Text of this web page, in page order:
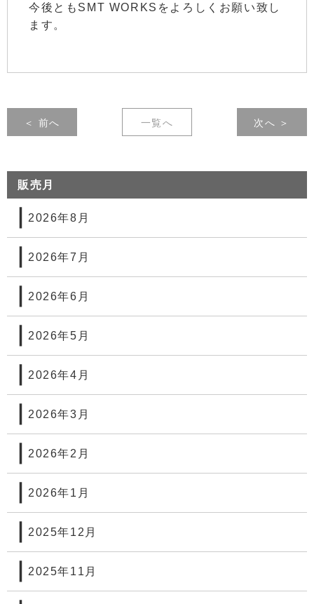
今後ともSMT WORKSをよろしくお願い致し
ます。
＜ 前へ 一覧へ 次へ ＞
販売月
2026年8月
2026年7月
2026年6月
2026年5月
2026年4月
2026年3月
2026年2月
2026年1月
2025年12月
2025年11月